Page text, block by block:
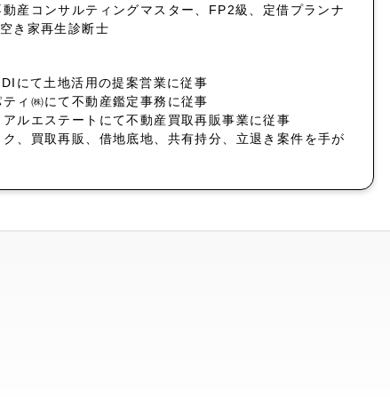
産コンサルティングマスター、FP2級、定借プランナ
き家再生診断士
にて土地活用の提案営業に従事
ィ㈱にて不動産鑑定事務に従事
ルエステートにて不動産買取再販事業に従事
ク、買取再販、借地底地、共有持分、立退き案件を手が